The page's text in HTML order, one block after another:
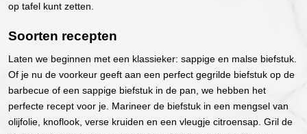
op tafel kunt zetten.
Soorten recepten
Laten we beginnen met een klassieker: sappige en malse biefstuk.
Of je nu de voorkeur geeft aan een perfect gegrilde biefstuk op de
barbecue of een sappige biefstuk in de pan, we hebben het
perfecte recept voor je. Marineer de biefstuk in een mengsel van
olijfolie, knoflook, verse kruiden en een vleugje citroensap. Gril de